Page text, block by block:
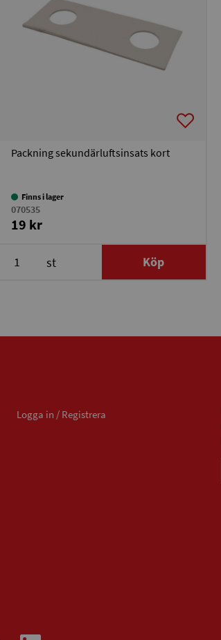
Packning sekundärluftsinsats kort
Finns i lager
070535
19 kr
st Köp
Logga in / Registrera